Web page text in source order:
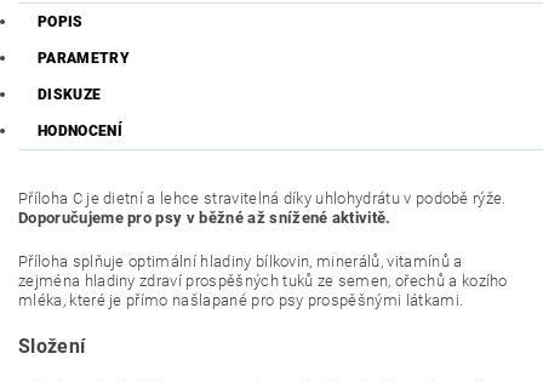
POPIS
PARAMETRY
DISKUZE
HODNOCENÍ
Příloha C je dietní a lehce stravitelná díky uhlohydrátu v podobě rýže.
Doporučujeme pro psy v běžné až snížené aktivitě.
Příloha splňuje optimální hladiny bílkovin, minerálů, vitamínů a
zejména hladiny zdraví prospěšných tuků ze semen, ořechů a kozího
mléka, které je přímo našlapané pro psy prospěšnými látkami.
Složení